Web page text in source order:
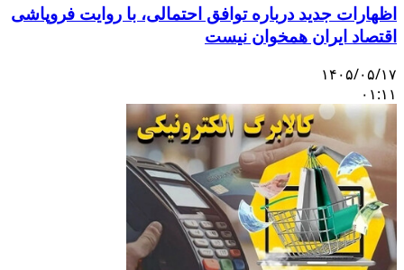
اظهارات جدید درباره توافق احتمالی، با روایت فروپاشی
اقتصاد ایران همخوان نیست
۱۴۰۵/۰۵/۱۷
۰۱:۱۱